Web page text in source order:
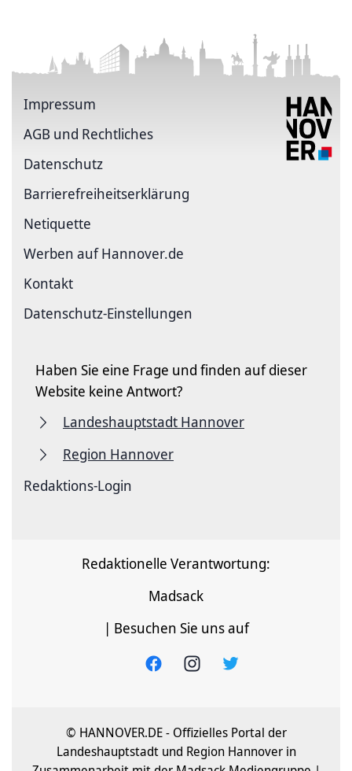
Impressum
AGB und Rechtliches
Datenschutz
Barriere­freiheits­erklärung
Netiquette
Werben auf Hannover.de
Kontakt
Datenschutz-Einstellungen
Haben Sie eine Frage und finden auf dieser
Website keine Antwort?
Landeshauptstadt Hannover
Region Hannover
Redaktions-Login
Redaktionelle Verantwortung:
Madsack
| Besuchen Sie uns auf
© HANNOVER.DE - Offizielles Portal der
Landeshauptstadt und Region Hannover in